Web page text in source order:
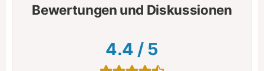
Bewertungen und Diskussionen
4.4 / 5